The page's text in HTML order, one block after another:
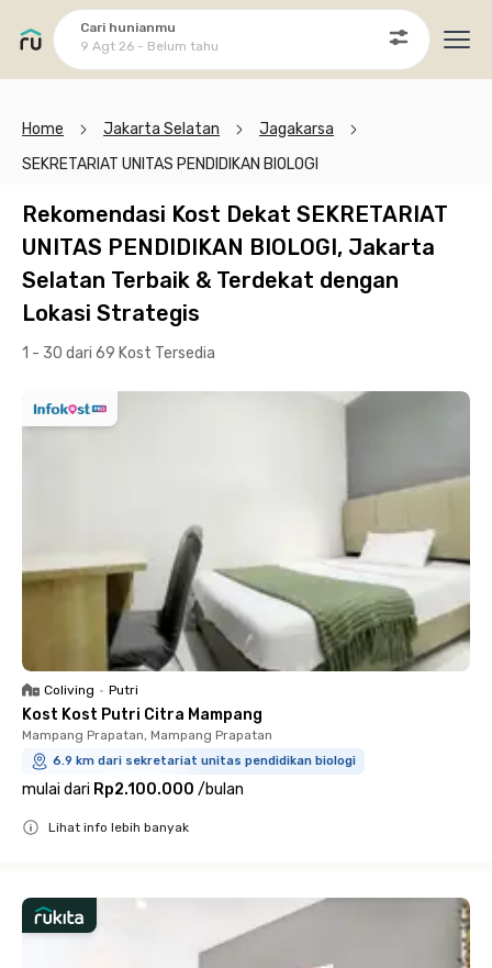
Cari hunianmu
9 Agt 26 - Belum tahu
Home Jakarta Selatan
Jagakarsa
SEKRETARIAT UNITAS PENDIDIKAN BIOLOGI
Rekomendasi Kost Dekat SEKRETARIAT
UNITAS PENDIDIKAN BIOLOGI, Jakarta
Selatan Terbaik & Terdekat dengan
Lokasi Strategis
1 - 30 dari 69 Kost Tersedia
Coliving • Putri
Kost Kost Putri Citra Mampang
Mampang Prapatan, Mampang Prapatan
6.9 km dari sekretariat unitas pendidikan biologi
mulai dari Rp2.100.000 /bulan
Lihat info lebih banyak